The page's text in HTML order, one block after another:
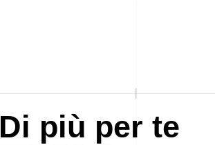
Di più per te